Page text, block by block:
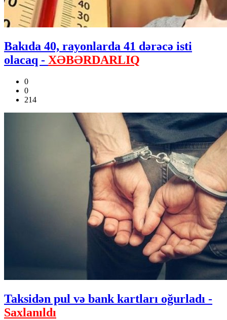
Bakıda 40, rayonlarda 41 dərəcə isti
olacaq - XƏBƏRDARLIQ
0
0
214
Taksidən pul və bank kartları oğurladı -
Saxlanıldı